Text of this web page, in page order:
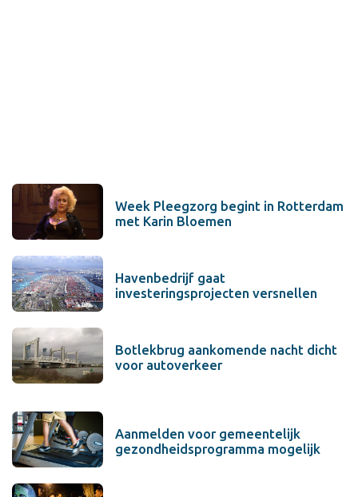
Week Pleegzorg begint in Rotterdam
met Karin Bloemen
Havenbedrijf gaat
investeringsprojecten versnellen
Botlekbrug aankomende nacht dicht
voor autoverkeer
Aanmelden voor gemeentelijk
gezondheidsprogramma mogelijk